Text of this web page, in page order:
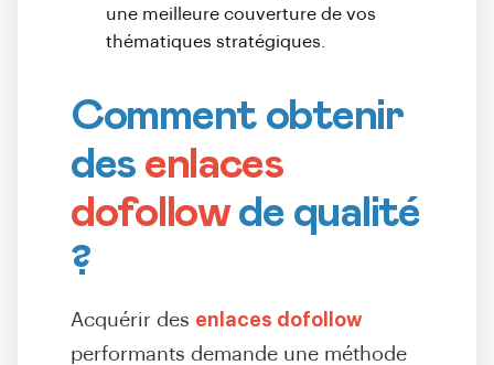
une meilleure couverture de vos
thématiques stratégiques.
Comment obtenir
des enlaces
dofollowde qualité
?
Acquérir des enlaces dofollow
performants demande une méthode